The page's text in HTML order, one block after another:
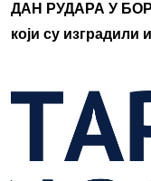
ДАН РУДАРА У
који су изградили